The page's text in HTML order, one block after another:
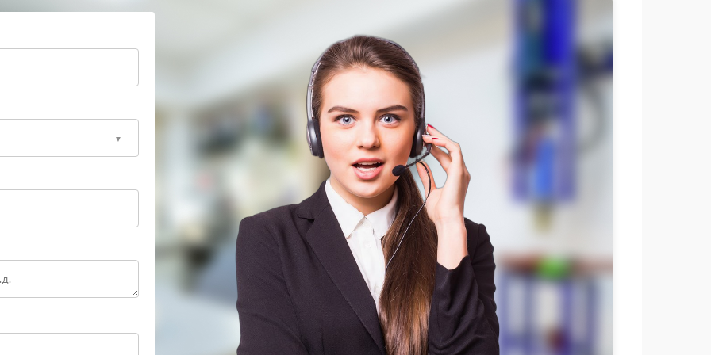
так как дальнейшая эксплуатация может
техники.
выявить причину щелчков, заменить
устройства. Игнорировать такие сигналы не стоит,
на развивающуюся проблему, которую проще